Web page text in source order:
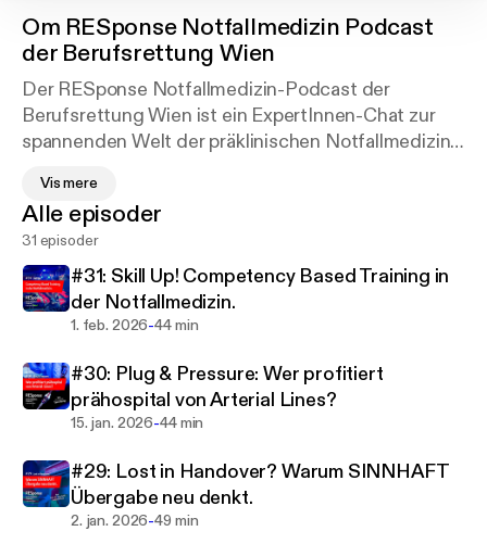
Om RESponse Notfallmedizin Podcast
der Berufsrettung Wien
Der RESponse Notfallmedizin-Podcast der
Berufsrettung Wien ist ein ExpertInnen-Chat zur
spannenden Welt der präklinischen Notfallmedizin
verschiedenen Gästen aus unserem Arbeitsumfeld
diskutieren wir alle zwei Wochen die "Hot Topics"
des notfallmedizinischen Mikrokosmos, beleuchten
Arbeitsweisen, besprechen relevante Guidelines
und erweitern unsere Horizonte. Enjoy the show!
Fragen und Anregungen gerne willkommen:
Vis mere
Alle episoder
31 episoder
#31: Skill Up! Competency Based Training in
der Notfallmedizin.
1. feb. 2026-44 min
#30: Plug & Pressure: Wer profitiert
prähospital von Arterial Lines?
15. jan. 2026-44 min
#29: Lost in Handover? Warum SINNHAFT
Übergabe neu denkt.
2. jan. 2026-49 min